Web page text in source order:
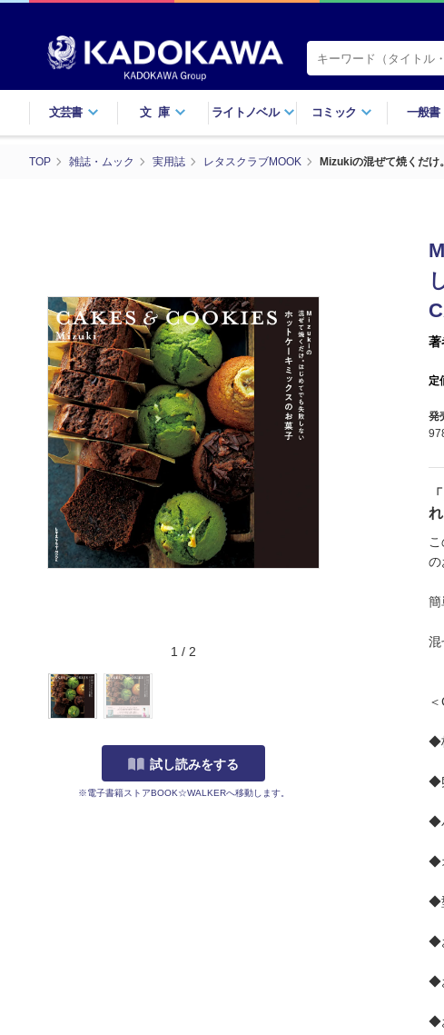
文芸書 文庫 ライトノベル コミック 一般書
TOP 雑誌・ムック 実用誌 レタスクラブMOOK Mizukiの混ぜて焼くだ
1 / 2
試し読みをする
※電子書籍ストアBOOK☆WALKERへ移動します。
著
定
発
の
簡
◆
◆
◆
◆
◆
◆
◆
◆